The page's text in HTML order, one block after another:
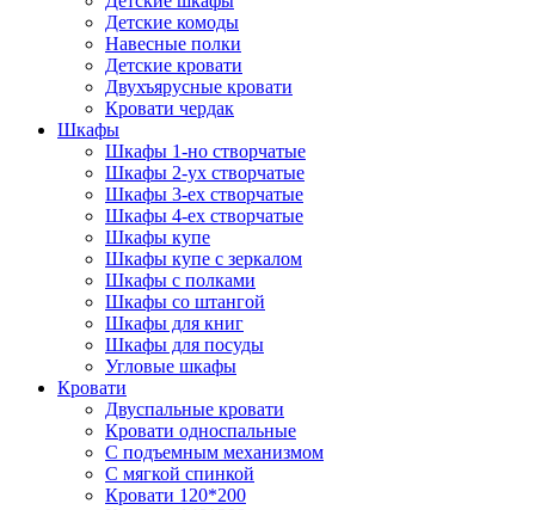
Детские комоды
Навесные полки
Детские кровати
Двухъярусные кровати
Кровати чердак
Шкафы
Шкафы 1-но створчатые
Шкафы 2-ух створчатые
Шкафы 3-ех створчатые
Шкафы 4-ех створчатые
Шкафы купе
Шкафы купе с зеркалом
Шкафы с полками
Шкафы со штангой
Шкафы для книг
Шкафы для посуды
Угловые шкафы
Кровати
Двуспальные кровати
Кровати односпальные
С подъемным механизмом
С мягкой спинкой
Кровати 120*200